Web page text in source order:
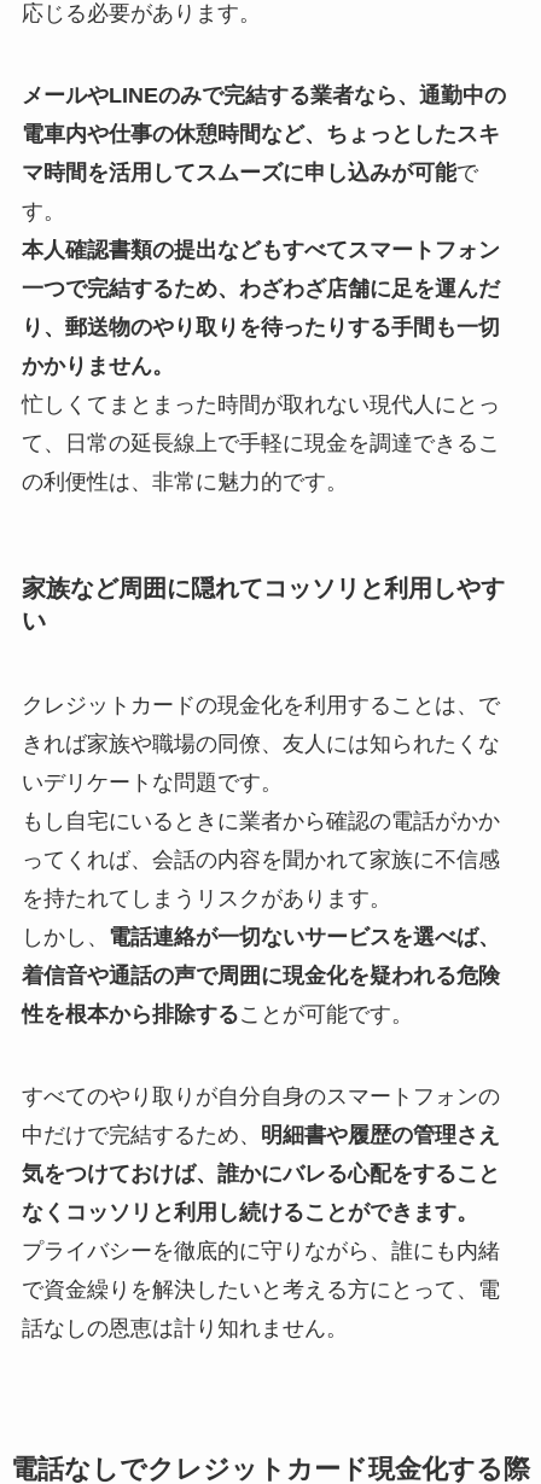
応じる必要があります。
メールやLINEのみで完結する業者なら、通勤中の
電車内や仕事の休憩時間など、ちょっとしたスキ
マ時間を活用してスムーズに申し込みが可能で
す。
本人確認書類の提出などもすべてスマートフォン
一つで完結するため、わざわざ店舗に足を運んだ
り、郵送物のやり取りを待ったりする手間も一切
かかりません。
忙しくてまとまった時間が取れない現代人にとっ
て、日常の延長線上で手軽に現金を調達できるこ
の利便性は、非常に魅力的です。
家族など周囲に隠れてコッソリと利用しやす
い
クレジットカードの現金化を利用することは、で
きれば家族や職場の同僚、友人には知られたくな
いデリケートな問題です。
もし自宅にいるときに業者から確認の電話がかか
ってくれば、会話の内容を聞かれて家族に不信感
を持たれてしまうリスクがあります。
しかし、 電話連絡が一切ないサービスを選べば、
着信音や通話の声で周囲に現金化を疑われる危険
性を根本から排除することが可能です。
すべてのやり取りが自分自身のスマートフォンの
中だけで完結するため、 明細書や履歴の管理さえ
気をつけておけば、誰かにバレる心配をすること
なくコッソリと利用し続けることができます。
プライバシーを徹底的に守りながら、誰にも内緒
で資金繰りを解決したいと考える方にとって、電
話なしの恩恵は計り知れません。
電話なしでクレジットカード現金化する際